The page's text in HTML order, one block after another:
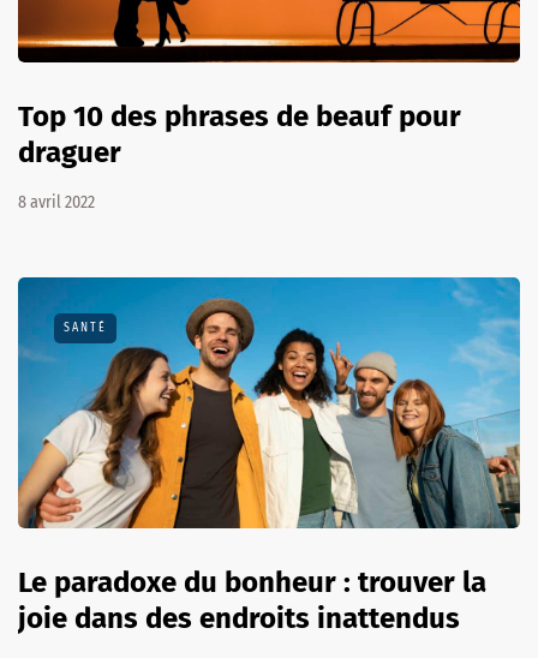
Top 10 des phrases de beauf pour
draguer
8 avril 2022
SANTÉ
Le paradoxe du bonheur : trouver la
joie dans des endroits inattendus